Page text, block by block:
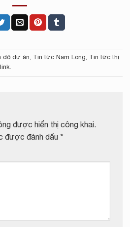
độ dự án, Tin tức Nam Long, Tin tức thị
.
được hiển thị công khai.
được đánh dấu *